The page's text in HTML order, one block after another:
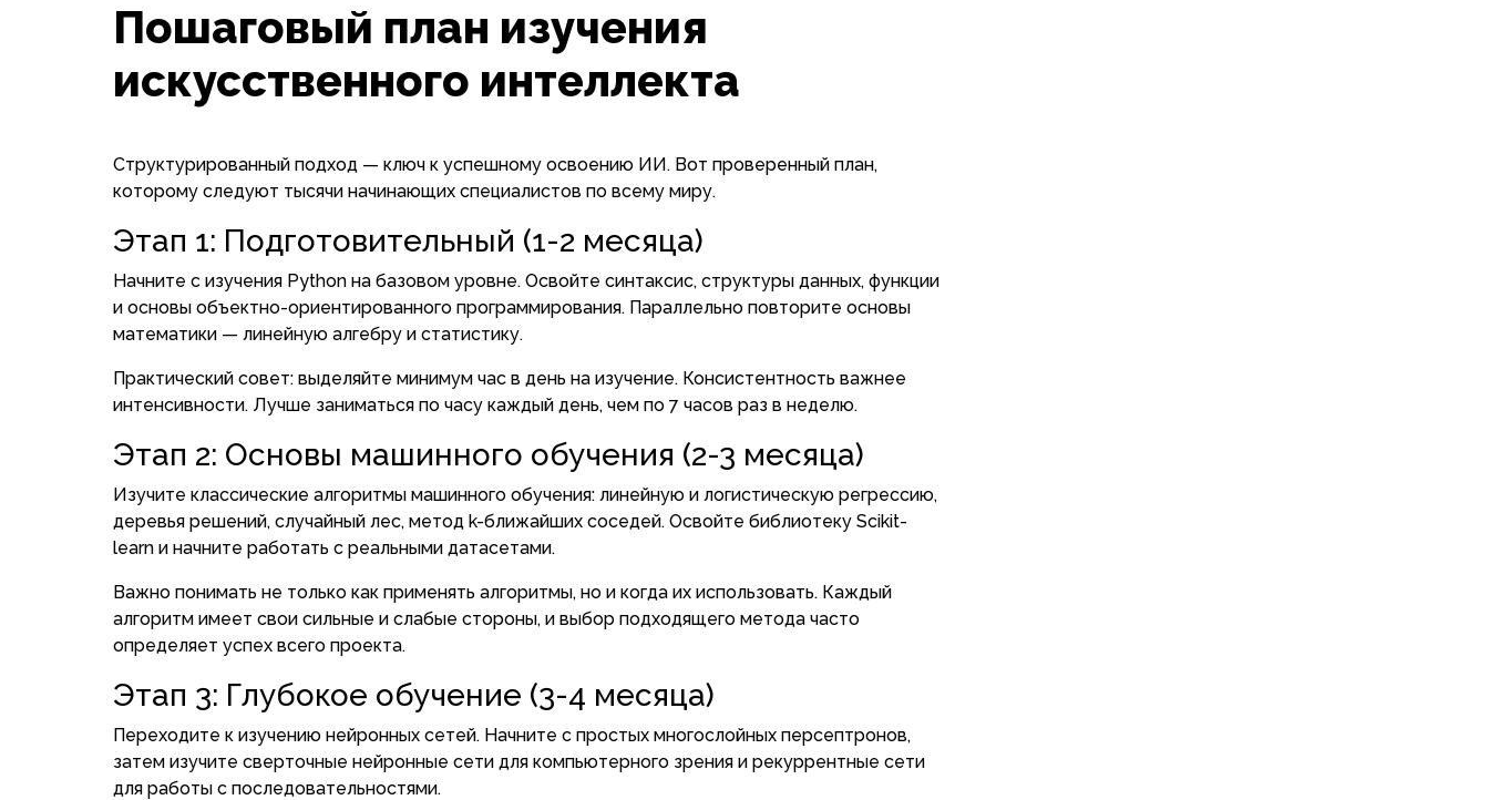
Пошаговый план изучения
искусственного интеллекта
Структурированный подход — ключ к успешному освоению ИИ. Вот проверенный план,
которому следуют тысячи начинающих специалистов по всему миру.
Этап 1: Подготовительный (1-2 месяца)
Начните с изучения Python на базовом уровне. Освойте синтаксис, структуры данных, функции
и основы объектно-ориентированного программирования. Параллельно повторите основы
математики — линейную алгебру и статистику.
Практический совет: выделяйте минимум час в день на изучение. Консистентность важнее
интенсивности. Лучше заниматься по часу каждый день, чем по 7 часов раз в неделю.
Этап 2: Основы машинного обучения (2-3 месяца)
Изучите классические алгоритмы машинного обучения: линейную и логистическую регрессию,
деревья решений, случайный лес, метод k-ближайших соседей. Освойте библиотеку Scikit-
learn и начните работать с реальными датасетами.
Важно понимать не только как применять алгоритмы, но и когда их использовать. Каждый
алгоритм имеет свои сильные и слабые стороны, и выбор подходящего метода часто
определяет успех всего проекта.
Этап 3: Глубокое обучение (3-4 месяца)
Переходите к изучению нейронных сетей. Начните с простых многослойных персептронов,
затем изучите сверточные нейронные сети для компьютерного зрения и рекуррентные сети
для работы с последовательностями.